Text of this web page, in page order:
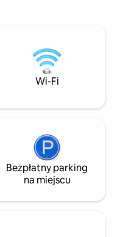
W
Wi-Fi
Bezpłatny parking
na miejscu